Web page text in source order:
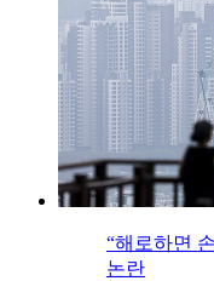
“해로하면
논란